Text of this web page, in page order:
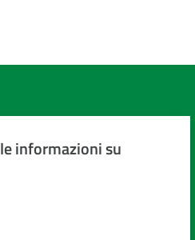
informazioni su